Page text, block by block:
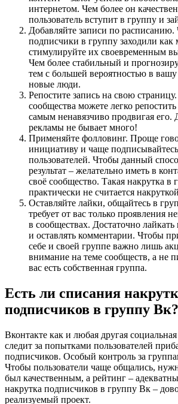
интернетом. Чем более он
пользователь вступит в группу и
Добавляйте записи по
подписчики в группу заходили
стимулируйте их своевременным
Чем более стабильный и
тем с большей вероятностью в
новые люди.
Репостите запись на свою
сообщества можете легко
самым ненавязчиво продвигая его.
рекламы не бывает много!
Применяйте фолловинг. Проще
инициативу и чаще
пользователей. Чтобы данный
результат – желательно иметь в
своё сообщество. Такая накрутка в
практически не считается
Оставляйте лайки, общайтесь в
требует от вас только проявления
в сообществах. Достаточно
и оставлять комментарии. Чтобы
себе и своей группе важно лишь
внимание на теме сообществ, а не
вас есть собственная группа.
Есть ли списания
подписчиков в группу Вк?
Вконтакте как и любая другая
следит за попытками пользователей
подписчиков. Особый контроль за
Чтобы пользователи чаще общались,
был качественным, а рейтинг –
накрутка подписчиков в группу Вк –
реализуемый проект.